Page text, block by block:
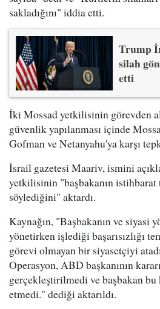
sakladığını" iddia etti.
Trump
silah
etti
İki Mossad yetkilisinin görevden
güvenlik yapılanması içinde
Gofman ve Netanyahu'ya karşı
İsrail gazetesi Maariv, ismini
yetkilisinin "başbakanın istihbarat
söylediğini" aktardı.
Kaynağın, "Başbakanın ve siyasi
yönetirken işlediği başarısızlığı
görevi olmayan bir siyasetçiyi
Operasyon, ABD başkanının
gerçekleştirilmedi ve başbakan bu
etmedi." dediği aktarıldı.